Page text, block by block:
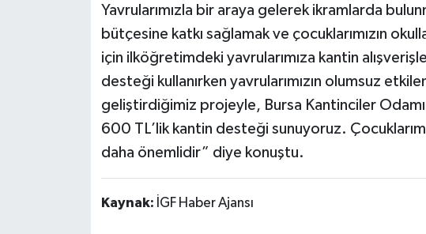
Yavrularımızla bir araya gelerek ikramlarda
bütçesine katkı sağlamak ve çocuklarımızın
için ilköğretimdeki yavrularımıza kantin
desteği kullanırken yavrularımızın olumsuz
geliştirdiğimiz projeyle, Bursa Kantinciler
600 TL’lik kantin desteği sunuyoruz.
daha önemlidir” diye konuştu.
Kaynak: İGF Haber Ajansı